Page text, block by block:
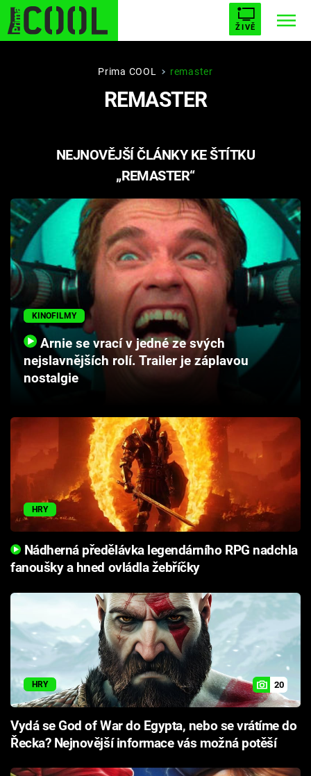
ŽIVĚ
STARHOUSE BUFFY, PŘEMOŽITELKA UPÍRŮ
PLNEJ KOTEL AVENGERS 5
Filmy
Seriály
Hry
Cool Esport
Pořady
Sledujte prima+
Přihlášení
Sledujte nás
Prima COOL remaster
REMASTER
NEJNOVĚJŠÍ ČLÁNKY KE ŠTÍTKU
„REMASTER“
KINOFILMY
Arnie se vrací v jedné ze svých
nejslavnějších rolí. Trailer je záplavou
nostalgie
HRY
Nádherná předělávka legendárního RPG nadchla
fanoušky a hned ovládla žebříčky
HRY 20
Vydá se God of War do Egypta, nebo se vrátíme do
Řecka? Nejnovější informace vás možná potěší